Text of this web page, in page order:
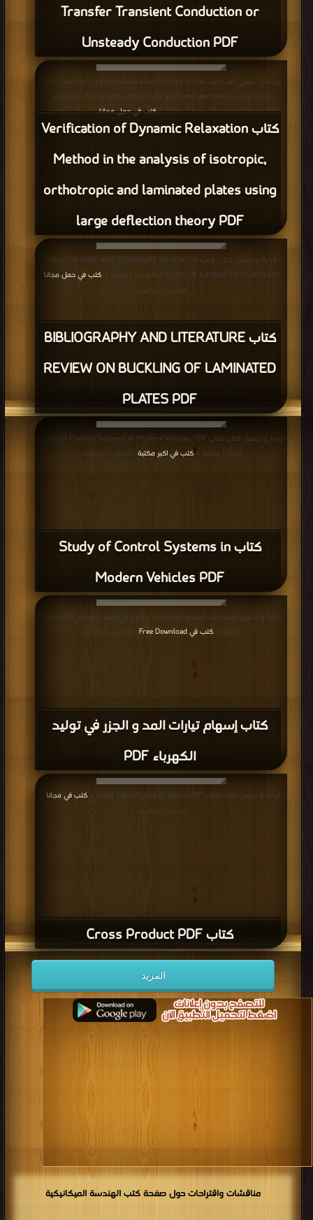
Transfer Transient Conduction or
Unsteady Conduction PDF
كتاب Verification of Dynamic Relaxation
Method in the analysis of isotropic,
orthotropic and laminated plates using
large deflection theory PDF
قراءة و تحميل كتاب كتاب Verification of Dynamic Relaxation Method in the
analysis of isotropic, orthotropic and laminated plates using large
deflection theory PDF مجانا | مكتبة >
كتب في حمل مجانا| التحميل : مرة/مرات
كتاب BIBLIOGRAPHY AND LITERATURE
REVIEW ON BUCKLING OF LAMINATED
PLATES PDF
قراءة و تحميل كتاب كتاب BIBLIOGRAPHY AND LITERATURE REVIEW ON
BUCKLING OF LAMINATED PLATES PDF مجانا | مكتبة >
كتب في حمل مجانا
التحميل : مرة/مرات
كتاب Study of Control Systems in
Modern Vehicles PDF
قراءة و تحميل كتاب كتاب Study of Control Systems in Modern Vehicles PDF
مجانا | مكتبة >كتب في اكبر مكتبة | التحميل : مرة/مرات
كتاب إسهام تيارات المد و الجزر في توليد
الكهرباء PDF
قراءة و تحميل كتاب كتاب إسهام تيارات المد و الجزر في توليد الكهرباء PDF مجانا |
مكتبة > كتب في Free Download | التحميل : مرة/مرات
كتاب Cross Product PDF
قراءة و تحميل كتاب كتاب Cross Product PDF مجانا | مكتبة > كتب في مجانا
التحميل : مرة/مرات
المزيد
مناقشات واقتراحات حول صفحة كتب الهندسة الميكانيكية